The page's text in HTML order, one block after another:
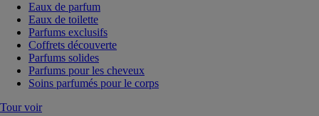
Eaux de parfum
Eaux de toilette
Parfums exclusifs
Coffrets découverte
Parfums solides
Parfums pour les cheveux
Soins parfumés pour le corps
Tour voir